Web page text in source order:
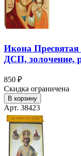
Икона
ДСП, золочение,
850 ₽
Скидка ограничена
В корзину
Арт. 38423